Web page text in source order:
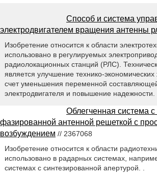
Способ и система
электродвигателем вращения антенны
Изобретение относится к области
использовано в регулируемых
радиолокационных станций (РЛС).
является улучшение технико-экономических
счет уменьшения переменной
электродвигателя и повышение надежности.
Облегченная система с
фазированной антенной решеткой с
возбуждением // 2367068
Изобретение относится к области
использовано в радарных системах,
системах с синтезированной апертурой. .